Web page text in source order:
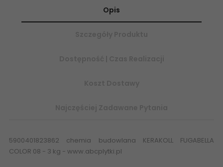
Opis
5900401823862 chemia budowlana KERAKOLL FUGABELLA
COLOR 08 - 3 kg - www.abcplytki.pl